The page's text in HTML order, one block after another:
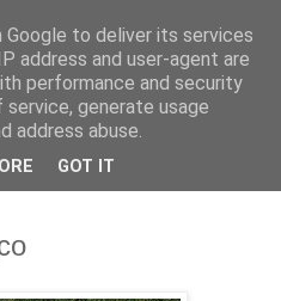
to deliver its services
address and user-agent are
performance and security
generate usage
address abuse.
GOT IT